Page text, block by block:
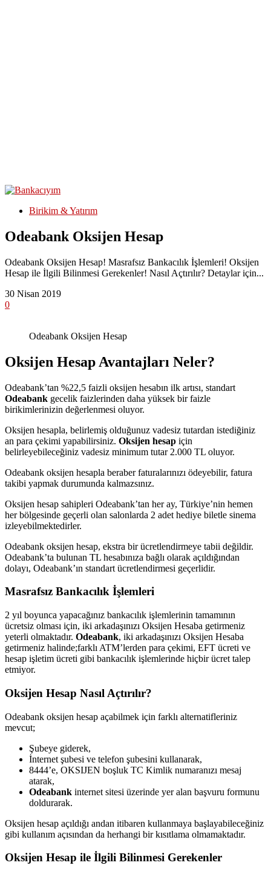
Birikim & Yatırım
Odeabank Oksijen Hesap
Odeabank Oksijen Hesap! Masrafsız Bankacılık İşlemleri! Oksijen
Hesap ile İlgili Bilinmesi Gerekenler! Nasıl Açtırılır? Detaylar için...
30 Nisan 2019
0
Odeabank Oksijen Hesap
Oksijen Hesap Avantajları Neler?
Odeabank’tan %22,5 faizli oksijen hesabın ilk artısı, standart
Odeabank gecelik faizlerinden daha yüksek bir faizle
birikimlerinizin değerlenmesi oluyor.
Oksijen hesapla, belirlemiş olduğunuz vadesiz tutardan istediğiniz
an para çekimi yapabilirsiniz. Oksijen hesap için
belirleyebileceğiniz vadesiz minimum tutar 2.000 TL oluyor.
Odeabank oksijen hesapla beraber faturalarınızı ödeyebilir, fatura
takibi yapmak durumunda kalmazsınız.
Oksijen hesap sahipleri Odeabank’tan her ay, Türkiye’nin hemen
her bölgesinde geçerli olan salonlarda 2 adet hediye biletle sinema
izleyebilmektedirler.
Odeabank oksijen hesap, ekstra bir ücretlendirmeye tabii değildir.
Odeabank’ta bulunan TL hesabınıza bağlı olarak açıldığından
dolayı, Odeabank’ın standart ücretlendirmesi geçerlidir.
Masrafsız Bankacılık İşlemleri
2 yıl boyunca yapacağınız bankacılık işlemlerinin tamamının
ücretsiz olması için, iki arkadaşınızı Oksijen Hesaba getirmeniz
yeterli olmaktadır. Odeabank, iki arkadaşınızı Oksijen Hesaba
getirmeniz halinde;farklı ATM’lerden para çekimi, EFT ücreti ve
hesap işletim ücreti gibi bankacılık işlemlerinde hiçbir ücret talep
etmiyor.
Oksijen Hesap Nasıl Açtırılır?
Odeabank oksijen hesap açabilmek için farklı alternatifleriniz
mevcut;
Şubeye giderek,
İnternet şubesi ve telefon şubesini kullanarak,
8444’e, OKSIJEN boşluk TC Kimlik numaranızı mesaj
atarak,
Odeabank internet sitesi üzerinde yer alan başvuru formunu
doldurarak.
Oksijen hesap açıldığı andan itibaren kullanmaya başlayabileceğiniz
gibi kullanım açısından da herhangi bir kısıtlama olmamaktadır.
Oksijen Hesap ile İlgili Bilinmesi Gerekenler